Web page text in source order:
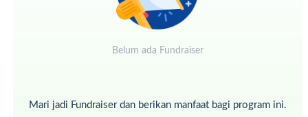
Belum ada Fundraiser
Mari jadi Fundraiser dan berikan manfaat bagi program ini.